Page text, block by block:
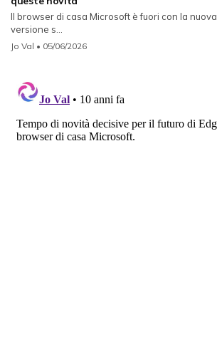
Il browser di casa Microsoft è fuori con la nuova
versione s...
Jo Val • 05/06/2026